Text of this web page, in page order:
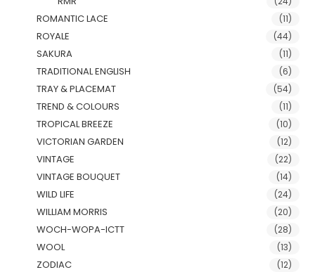
ROMANTIC LACE (11)
ROYALE (44)
SAKURA (11)
TRADITIONAL ENGLISH (6)
TRAY & PLACEMAT (54)
TREND & COLOURS (11)
TROPICAL BREEZE (10)
VICTORIAN GARDEN (12)
VINTAGE (22)
VINTAGE BOUQUET (14)
WILD LIFE (24)
WILLIAM MORRIS (20)
WOCH-WOPA-ICTT (28)
WOOL (13)
ZODIAC (12)